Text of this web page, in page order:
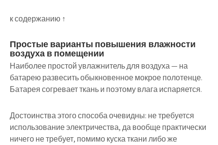
к содержанию ↑
Простые варианты повышения влажности
воздуха в помещении
Наиболее простой увлажнитель для воздуха — на
батарею развесить обыкновенное мокрое полотенце.
Батарея согревает ткань и поэтому влага испаряется.
Достоинства этого способа очевидны: не требуется
использование электричества, да вообще практически
ничего не требует, помимо куска ткани либо же